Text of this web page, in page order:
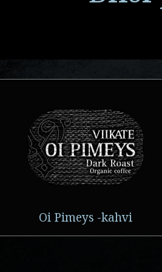
Oi Pimeys -kahvi